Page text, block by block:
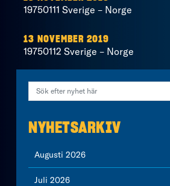
19750111 Sverige – Norge
13 NOVEMBER 2019
19750112 Sverige – Norge
NYHETSARKIV
Augusti 2026
Juli 2026